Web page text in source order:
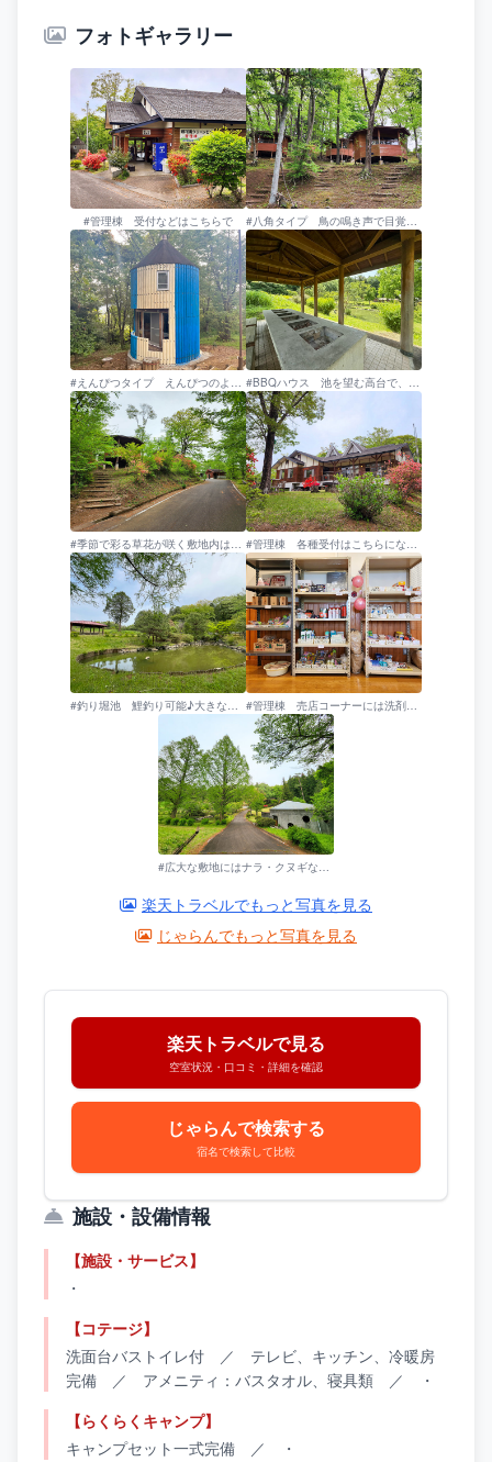
フォトギャラリー
#管理棟 受付などはこちらで #八角タイプ 鳥の鳴き声で目覚める清々しい朝を迎えてみては？
#えんぴつタイプ えんぴつのようにユニークな形をした可愛らしいデザインのバンガロー。 #BBQハウス 池を望む高台で、雨でも安心の屋根付きBBQスペースがございます
#季節で彩る草花が咲く敷地内は朝の散歩もオススメ #管理棟 各種受付はこちらになります
#釣り堀池 鯉釣り可能♪大きな鯉を見つけよう #管理棟 売店コーナーには洗剤やトングや網・薪などをご用意
#広大な敷地にはナラ・クヌギなどの自然林に囲まれています
楽天トラベルでもっと写真を見る
じゃらんでもっと写真を見る
楽天トラベルで見る
空室状況・口コミ・詳細を確認
じゃらんで検索する
宿名で検索して比較
施設・設備情報
【施設・サービス】
・
【コテージ】
洗面台バストイレ付 ／ テレビ、キッチン、冷暖房
完備 ／ アメニティ：バスタオル、寝具類 ／ ・
【らくらくキャンプ】
キャンプセット一式完備 ／ ・